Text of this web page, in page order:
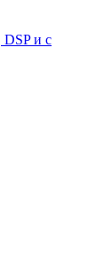
и с